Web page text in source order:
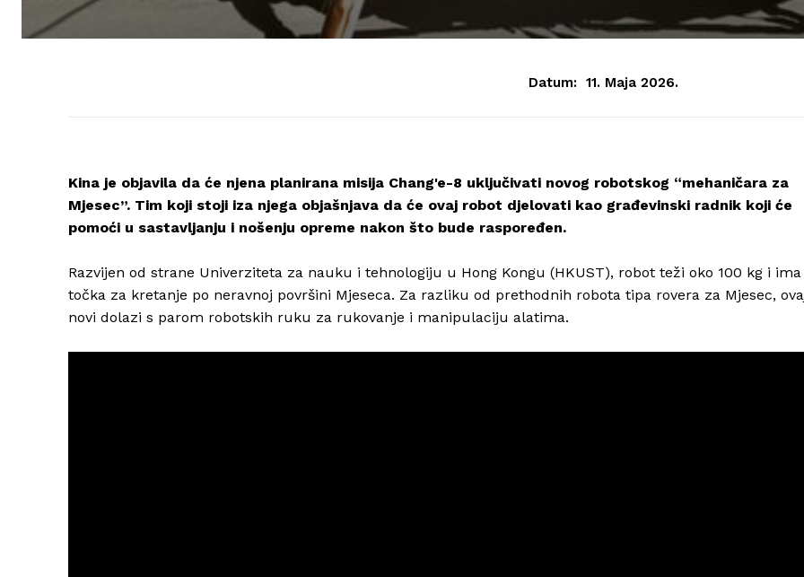
Datum: 11. Maja 2026.
Kina je objavila da će njena planirana misija Chang'e-8 uključivati ​​novog robotskog “mehaničara za
Mjesec”. Tim koji stoji iza njega objašnjava da će ovaj robot djelovati kao građevinski radnik koji će
pomoći u sastavljanju i nošenju opreme nakon što bude raspoređen.
Razvijen od strane Univerziteta za nauku i tehnologiju u Hong Kongu (HKUST), robot teži oko 100 kg i ima
točka za kretanje po neravnoj površini Mjeseca. Za razliku od prethodnih robota tipa rovera za Mjesec,
novi dolazi s parom robotskih ruku za rukovanje i manipulaciju alatima.